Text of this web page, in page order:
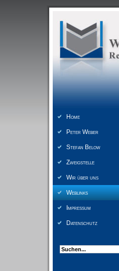
Home
Peter Weber
Stefan Below
Zweigstelle
Wir über uns
Weblinks
Impressum
Datenschutz